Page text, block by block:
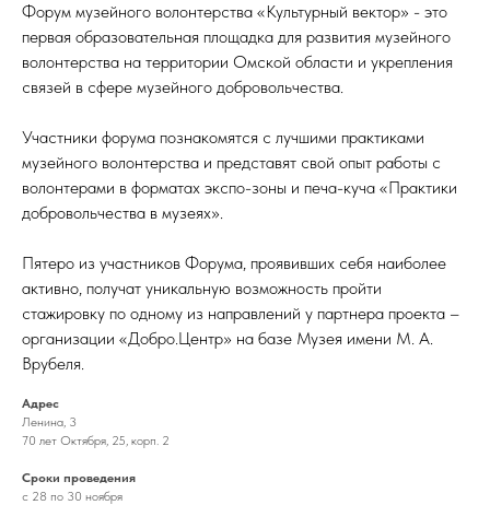
Форум музейного волонтерства «Культурный вектор» - это
первая образовательная площадка для развития музейного
волонтерства на территории Омской области и укрепления
связей в сфере музейного добровольчества.
Участники форума познакомятся с лучшими практиками
музейного волонтерства и представят свой опыт работы с
волонтерами в форматах экспо-зоны и печа-куча «Практики
добровольчества в музеях».
Пятеро из участников Форума, проявивших себя наиболее
активно, получат уникальную возможность пройти
стажировку по одному из направлений у партнера проекта –
организации «Добро.Центр» на базе Музея имени М. А.
Врубеля.
Адрес
Ленина, 3
70 лет Октября, 25, корп. 2
Сроки проведения
с 28 по 30 ноября